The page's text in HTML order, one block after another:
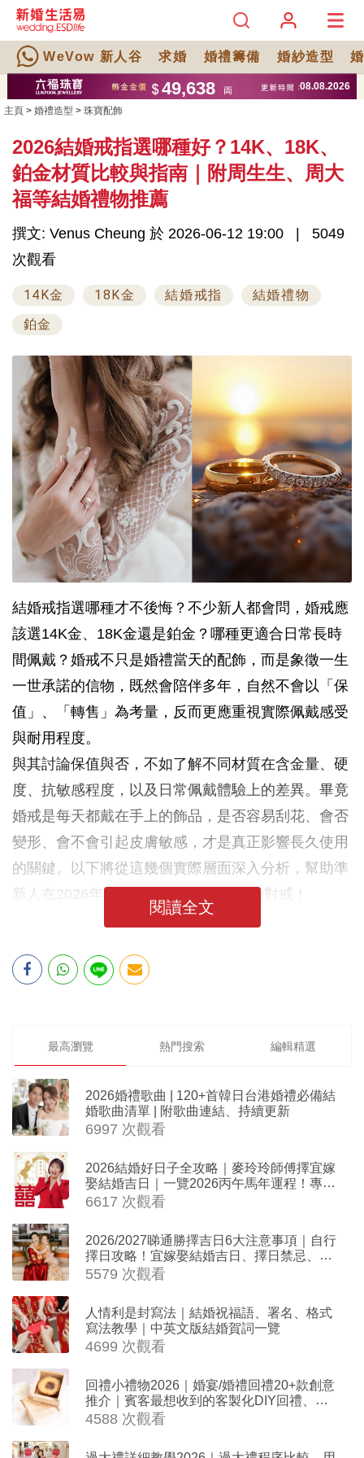
WeVow 新人谷 求婚 婚禮籌備 婚紗造型
主頁 > 婚禮造型 > 珠寶配飾
2026結婚戒指選哪種好？14K、18K、
鉑金材質比較與指南｜附周生生、周大
福等結婚禮物推薦
撰文: Venus Cheung 於 2026-06-12 19:00
5049
次觀看
14K金 18K金 結婚戒指
結婚禮物
鉑金
結婚戒指選哪種才不後悔？不少新人都會問，婚戒應
該選14K金、18K金還是鉑金？哪種更適合日常長時
間佩戴？婚戒不只是婚禮當天的配飾，而是象徵一生
一世承諾的信物，既然會陪伴多年，自然不會以「保
值」、「轉售」為考量，反而更應重視實際佩戴感受
與耐用程度。
與其討論保值與否，不如了解不同材質在含金量、硬
度、抗敏感程度，以及日常佩戴體驗上的差異。畢竟
婚戒是每天都戴在手上的飾品，是否容易刮花、會否
變形、會不會引起皮膚敏感，才是真正影響長久使用
的關鍵。以下將從這幾個實際層面深入分析，幫助準
新人在2026年選到真正適合自己的結婚對戒！
閱讀全文
最高瀏覽 熱門搜索 編輯精選
2026婚禮歌曲 | 120+首韓日台港婚禮必備結
婚歌曲清單 | 附歌曲連結、持續更新
6997 次觀看
2026結婚好日子全攻略｜麥玲玲師傅擇宜嫁
娶結婚吉日｜一覽2026丙午馬年運程！專業
擇日結婚+避開沖煞生肖指南
6617 次觀看
2026/2027睇通勝擇吉日6大注意事項｜自行
擇日攻略！宜嫁娶結婚吉日、擇日禁忌、相
沖生肖一覽
5579 次觀看
人情利是封寫法｜結婚祝福語、署名、格式
寫法教學｜中英文版結婚賀詞一覽
4699 次觀看
回禮小禮物2026｜婚宴/婚禮回禮20+款創意
推介｜賓客最想收到的客製化DIY回禮、姊
妹禮物（持續更新）
4588 次觀看